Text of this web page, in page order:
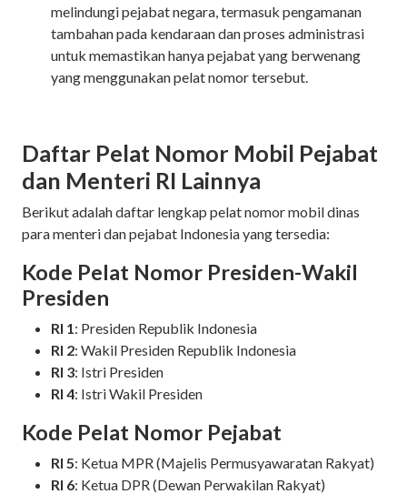
melindungi pejabat negara, termasuk pengamanan
tambahan pada kendaraan dan proses administrasi
untuk memastikan hanya pejabat yang berwenang
yang menggunakan pelat nomor tersebut.
Daftar Pelat Nomor Mobil Pejabat
dan Menteri RI Lainnya
Berikut adalah daftar lengkap pelat nomor mobil dinas
para menteri dan pejabat Indonesia yang tersedia:
Kode Pelat Nomor Presiden-Wakil
Presiden
RI 1: Presiden Republik Indonesia
RI 2: Wakil Presiden Republik Indonesia
RI 3: Istri Presiden
RI 4: Istri Wakil Presiden
Kode Pelat Nomor Pejabat
RI 5: Ketua MPR (Majelis Permusyawaratan Rakyat)
RI 6: Ketua DPR (Dewan Perwakilan Rakyat)